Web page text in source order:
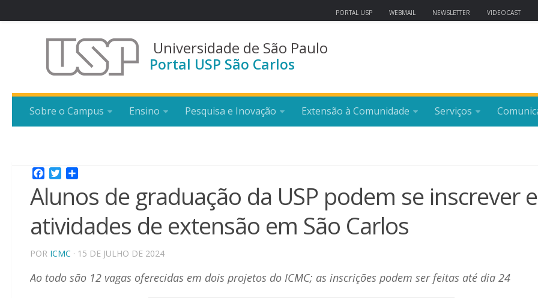
PORTAL USP WEBMAIL NEWSLETTER VIDEOCAST
Universidade de São Paulo
Portal USP São Carlos
Sobre o Campus Ensino Pesquisa e Inovação Extensão à Comunidade Serviços
Facebook
Twitter
Alunos de graduação da USP podem se inscrever
atividades de extensão em São Carlos
POR ICMC · 15 DE JULHO DE 2024
Ao todo são 12 vagas oferecidas em dois projetos do ICMC; as inscrições podem ser feitas até dia 24